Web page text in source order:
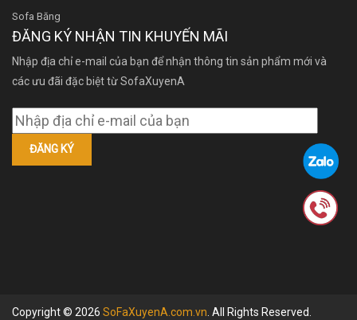
Sofa Băng
ĐĂNG KÝ NHẬN TIN KHUYẾN MÃI
Nhập địa chỉ e-mail của bạn để nhận thông tin sản phẩm mới và
các ưu đãi đặc biệt từ SofaXuyenA
Copyright © 2026 SoFaXuyenA.com.vn . All Rights Reserved.